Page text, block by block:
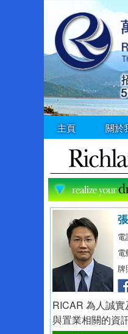
主頁 關於
電
電
牌
RICAR 為人誠
與置業相關的資